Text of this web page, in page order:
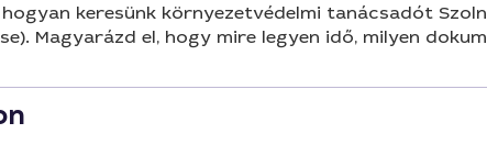
keresünk környezetvédelmi tanácsadót
Magyarázd el, hogy mire legyen idő, milyen